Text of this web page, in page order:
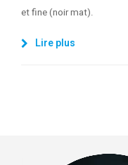
et fine (noir mat).
Lire plus